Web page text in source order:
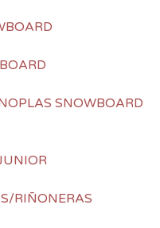
SNOWBOARD
RIÑONERAS